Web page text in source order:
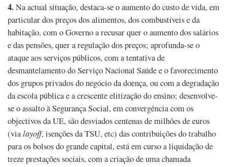
4.Na actual situação, destaca-se o aumento do custo de vida, em
particular dos preços dos alimentos, dos combustíveis e da
habitação, com o Governo a recusar quer o aumento dos salários
e das pensões, quer a regulação dos preços; aprofunda-se o
ataque aos serviços públicos, com a tentativa de
desmantelamento do Serviço Nacional Saúde e o favorecimento
dos grupos privados do negócio da doença, ou com a degradação
da escola pública e a crescente elitização do ensino; desenvolve-
se o assalto à Segurança Social, em convergência com os
objectivos da UE, são desviados centenas de milhões de euros
(vialayoff, isenções da TSU, etc) das contribuições do trabalho
para os bolsos do grande capital, está em curso a liquidação de
treze prestações sociais, com a criação de uma chamada